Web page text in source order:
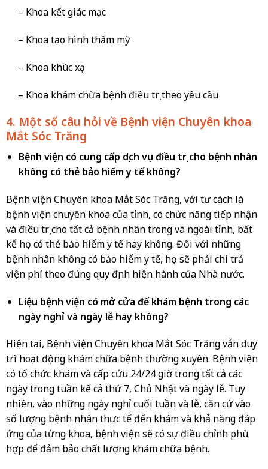
– Khoa kết giác mạc
– Khoa tạo hình thẩm mỹ
– Khoa khúc xạ
– Khoa khám chữa bệnh điều trị theo yêu cầu
4. Một số câu hỏi về Bệnh viện Chuyên khoa
Mắt Sóc Trăng
Bệnh viện có cung cấp dịch vụ điều trị cho bệnh nhân
không có thẻ bảo hiểm y tế không?
Bệnh viện Chuyên khoa Mắt Sóc Trăng, với tư cách là
bệnh viện chuyên khoa của tỉnh, có chức năng tiếp nhận
và điều trị cho tất cả bệnh nhân trong và ngoài tỉnh, bất
kể họ có thẻ bảo hiểm y tế hay không. Đối với những
bệnh nhân không có bảo hiểm y tế, họ sẽ phải chi trả
viện phí theo đúng quy định hiện hành của Nhà nước.
Liệu bệnh viện có mở cửa để khám bệnh trong các
ngày nghỉ và ngày lễ hay không?
Hiện tại, Bệnh viện Chuyên khoa Mắt Sóc Trăng vẫn duy
trì hoạt động khám chữa bệnh thường xuyên. Bệnh viện
có tổ chức khám và cấp cứu 24/24 giờ trong tất cả các
ngày trong tuần kể cả thứ 7, Chủ Nhật và ngày lễ. Tuy
nhiên, vào những ngày nghỉ cuối tuần và lễ, căn cứ vào
số lượng bệnh nhân thực tế đến khám và khả năng đáp
ứng của từng khoa, bệnh viện sẽ có sự điều chỉnh phù
hợp để đảm bảo chất lượng khám chữa bệnh.